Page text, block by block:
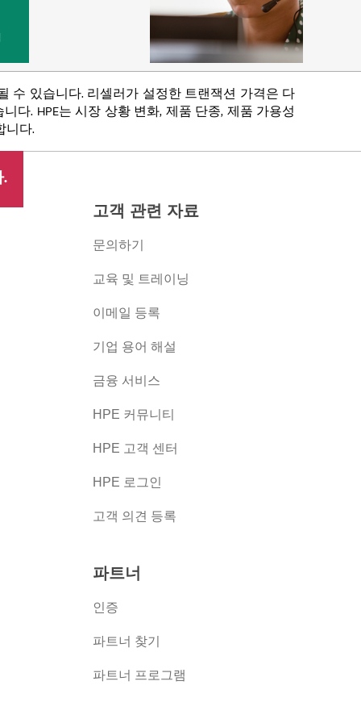
수 있습니다. 리셀러가 설정한 트랜잭션 가격은 다
다. HPE는 시장 상황 변화, 제품 단종, 제품 가용성
니다.
고객 관련 자료
문의하기
교육 및 트레이닝
이메일 등록
기업 용어 해설
금융 서비스
HPE 커뮤니티
HPE 고객 센터
HPE 로그인
고객 의견 등록
파트너
인증
파트너 찾기
파트너 프로그램